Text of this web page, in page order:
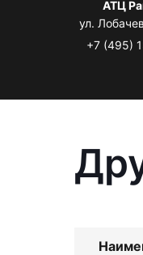
АТЦ
ул.
+7 (495)